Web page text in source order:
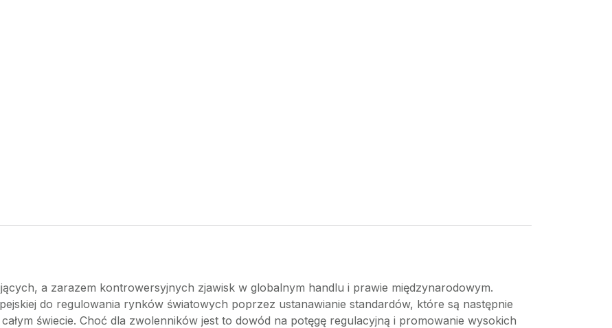
a zarazem kontrowersyjnych zjawisk w globalnym handlu i prawie międzynarodowym.
do regulowania rynków światowych poprzez ustanawianie standardów, które są następnie
świecie. Choć dla zwolenników jest to dowód na potęgę regulacyjną i promowanie wysokich